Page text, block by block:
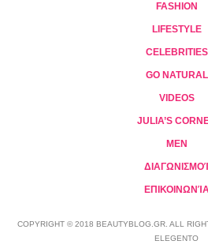
FASHION
LIFESTYLE
CELEBRITIES
GO NATURAL
VIDEOS
JULIA’S
MEN
ΔΙΑΓΩΝΙΣΜΟΊ
COPYRIGHT © 2018 BEAUTYBLOG.GR. ALL
ELEGENTO